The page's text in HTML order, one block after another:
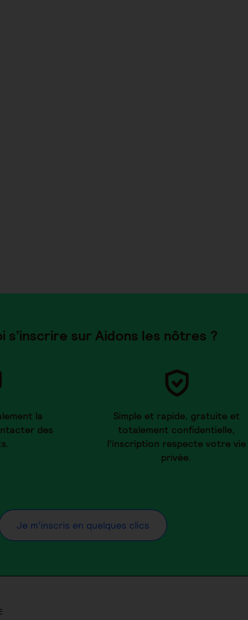
s’inscrire sur Aidons les nôtres ?
la
des
Simple et rapide, gratuite et
totalement confidentielle,
l’inscription respecte votre vie
privée.
Je m’inscris en quelques clics